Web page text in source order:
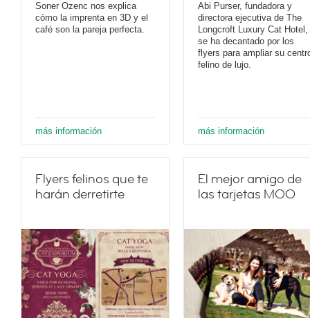
Soner Ozenc nos explica
cómo la imprenta en 3D y el
café son la pareja perfecta.
más información
Abi Purser, fundadora y
directora ejecutiva de The
Longcroft Luxury Cat Hotel,
se ha decantado por los
flyers para ampliar su
felino de lujo.
más información
Flyers felinos que te
harán derretirte
El mejor amigo de
las tarjetas MOO